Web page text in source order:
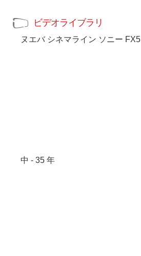
ビデオライブラリ
ヌエバ シネマライン ソニー FX5
中 - 35 年